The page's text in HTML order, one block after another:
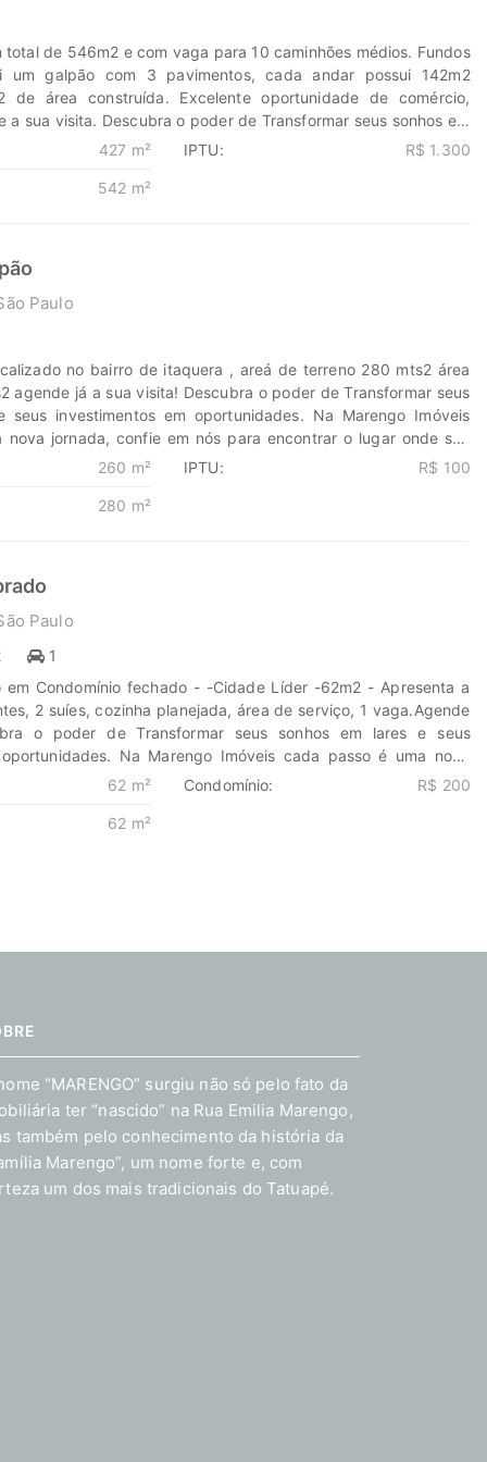
total de 546m2 e com vaga para 10 caminhões médios. Fundos
um galpão com 3 pavimentos, cada andar possui 142m2
de área construída. Excelente oportunidade de comércio,
a sua visita. Descubra o poder de Transformar seus sonhos em
em oportunidades. Na Marengo Imóveis cada passo é
11-99203-8087
427 m²
542 m²
IPTU: R$ 1.300
Paulo
no bairro de itaquera , areá de terreno 280 mts2 área
agende já a sua visita! Descubra o poder de Transformar seus
seus investimentos em oportunidades. Na Marengo Imóveis
nova jornada, confie em nós para encontrar o lugar onde sua
11-99203-8087
260 m²
280 m²
IPTU: R$ 100
Paulo
1
em Condomínio fechado - -Cidade Líder -62m2 - Apresenta a
2 suíes, cozinha planejada, área de serviço, 1 vaga.Agende
o poder de Transformar seus sonhos em lares e seus
Na Marengo Imóveis cada passo é uma nova
nós para encontrar o lugar onde sua história irá brilhar.
62 m²
62 m²
Condomínio: R$ 200
“MARENGO” surgiu não só pelo fato da
ter “nascido” na Rua Emilia Marengo,
também pelo conhecimento da história da
Marengo”, um nome forte e, com
um dos mais tradicionais do Tatuapé.